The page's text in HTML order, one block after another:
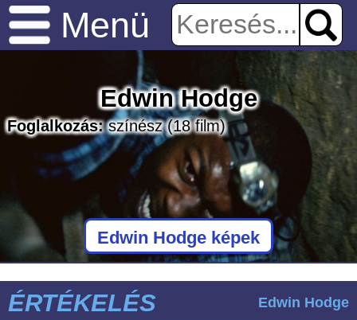
Menü
Edwin Hodge
Foglalkozás:színész(18 film)
Edwin Hodge képek
ÉRTÉKELÉS Edwin Hodge